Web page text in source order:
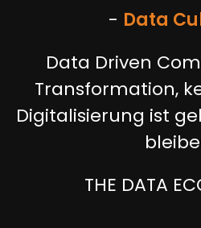
- Data
Data Driven
Transformation,
Digitalisierung ist
THE DATA